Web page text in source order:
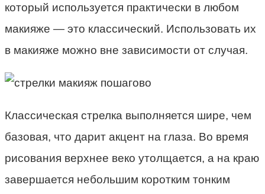
который используется практически в любом
макияже — это классический. Использовать их
в макияже можно вне зависимости от случая.
Классическая стрелка выполняется шире, чем
базовая, что дарит акцент на глаза. Во время
рисования верхнее веко утолщается, а на краю
завершается небольшим коротким тонким